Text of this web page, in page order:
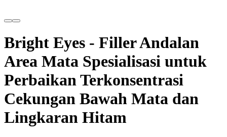
Bright Eyes - Filler Andalan
Area Mata Spesialisasi untuk
Perbaikan Terkonsentrasi
Cekungan Bawah Mata dan
Lingkaran Hitam